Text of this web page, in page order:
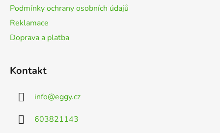
Podmínky ochrany osobních údajů
Reklamace
Doprava a platba
Kontakt
info@eggy.cz
603821143